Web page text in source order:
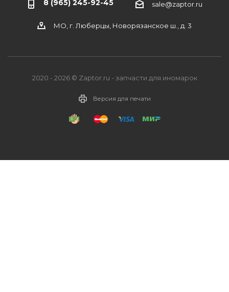
8 (965) 245-92-45 sale@zaptor.ru
МО, г. Люберцы, Новорязанское ш., д. 3
2020 - 2026 © Zaptor.ru - запчасти для иномарок
Версия для печати